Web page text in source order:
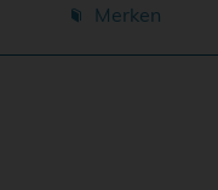
Merken